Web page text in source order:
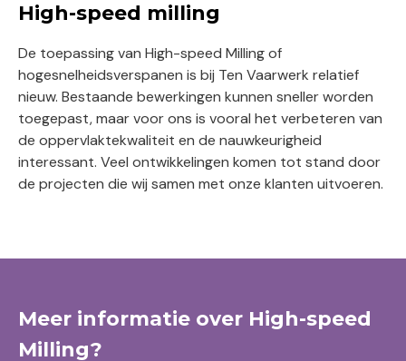
High-speed milling
De toepassing van High-speed Milling of
hogesnelheidsverspanen is bij Ten Vaarwerk relatief
nieuw. Bestaande bewerkingen kunnen sneller worden
toegepast, maar voor ons is vooral het verbeteren van
de oppervlaktekwaliteit en de nauwkeurigheid
interessant. Veel ontwikkelingen komen tot stand door
de projecten die wij samen met onze klanten uitvoeren.
Meer informatie over High-speed
Milling?